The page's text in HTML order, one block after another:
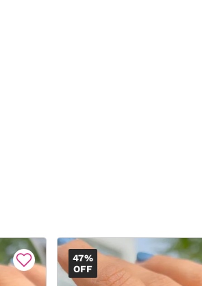
47%
OFF